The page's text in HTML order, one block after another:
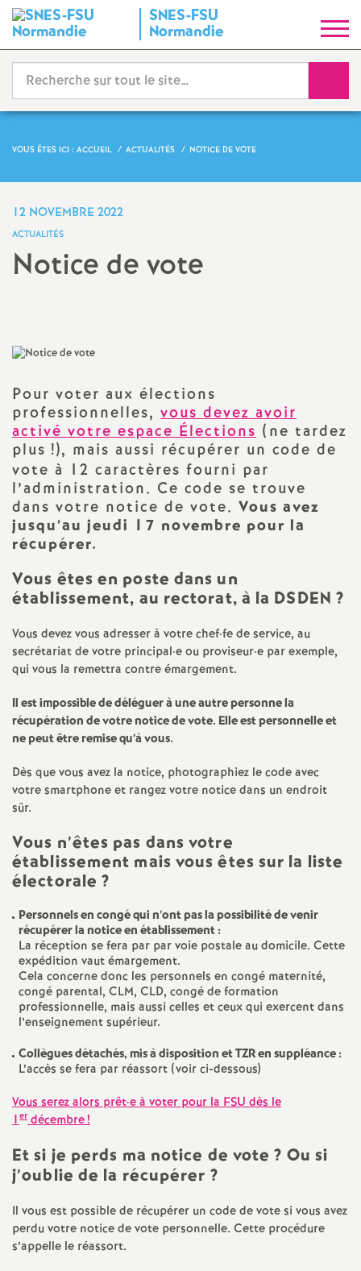
SNES-FSU
Normandie
y
n
i
a
t
i
o
a
l
e
s
E
n
e
i
g
n
e
m
n
VOUS ÊTES ICI : ACCUEIL ACTUALITÉS NOTICE DE VOTE
12 NOVEMBRE 2022
ACTUALITÉS
Notice de vote
Pour voter aux élections
professionnelles, vous devez avoir
activé votre espace Élections (ne tardez
plus !), mais aussi récupérer un code de
vote à 12 caractères fourni par
l’administration. Ce code se trouve
dans votre notice de vote. Vous avez
jusqu’au jeudi 17 novembre pour la
récupérer.
Vous êtes en poste dans un
établissement, au rectorat, à la DSDEN ?
Vous devez vous adresser à votre chef·fe de service, au
secrétariat de votre principal·e ou proviseur·e par exemple,
qui vous la remettra contre émargement.
Il est impossible de déléguer à une autre personne la
récupération de votre notice de vote. Elle est personnelle et
ne peut être remise qu’à vous.
Dès que vous avez la notice, photographiez le code avec
votre smartphone et rangez votre notice dans un endroit
sûr.
Vous n’êtes pas dans votre
établissement mais vous êtes sur la liste
électorale ?
Personnels en congé qui n’ont pas la possibilité de venir
récupérer la notice en établissement :
La réception se fera par par voie postale au domicile. Cette
expédition vaut émargement.
Cela concerne donc les personnels en congé maternité,
congé parental, CLM, CLD, congé de formation
professionnelle, mais aussi celles et ceux qui exercent dans
l’enseignement supérieur.
Collègues détachés, mis à disposition et TZR en suppléance :
L’accès se fera par réassort (voir ci-dessous)
Vous serez alors prêt·e à voter pour la FSU dès le
1erdécembre!
Et si je perds ma notice de vote ? Ou si
j’oublie de la récupérer ?
Il vous est possible de récupérer un code de vote si vous avez
perdu votre notice de vote personnelle. Cette procédure
s’appelle le réassort.